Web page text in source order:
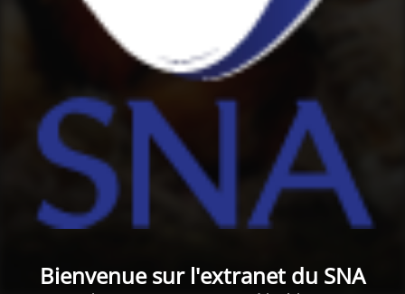
Bienvenue sur l'extranet du SNA